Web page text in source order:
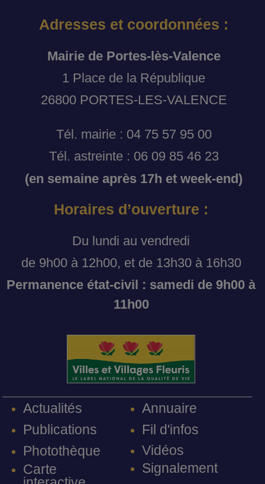
Adresses et coordonnées :
Mairie de Portes-lès-Valence
1 Place de la République
26800 PORTES-LES-VALENCE
Tél. mairie : 04 75 57 95 00
Tél. astreinte : 06 09 85 46 23
(en semaine après 17h et week-end)
Horaires d’ouverture :
Du lundi au vendredi
de 9h00 à 12h00, et de 13h30 à 16h30
Permanence état-civil : samedi de 9h00 à
11h00
Actualités
Publications
Photothèque
Carte
Annuaire
Fil d'infos
Vidéos
Signalement